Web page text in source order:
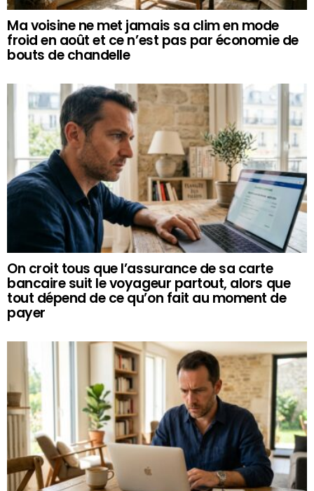
Ma voisine ne met jamais sa clim en mode
froid en août et ce n’est pas par économie de
bouts de chandelle
On croit tous que l’assurance de sa carte
bancaire suit le voyageur partout, alors que
tout dépend de ce qu’on fait au moment de
payer